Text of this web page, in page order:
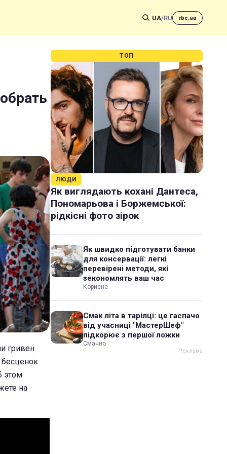
UA/RU rbc.ua
гривен
этом
на
ТОП
ЛЮДИ
Як виглядають кохані Дантеса,
Пономарьова і Боржемської:
рідкісні фото зірок
Як швидко підготувати банки
для консервації: легкі
перевірені методи, які
зекономлять ваш час
Корисне
Смак літа в тарілці: це гаспачо
від учасниці "МастерШеф"
підкорює з першої ложки
Смачно